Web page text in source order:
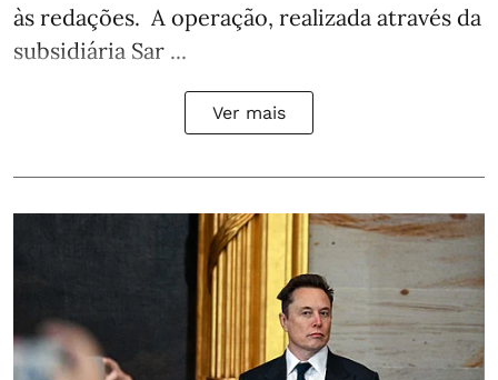
às redações. A operação, realizada através da
subsidiária Sar ...
Ver mais